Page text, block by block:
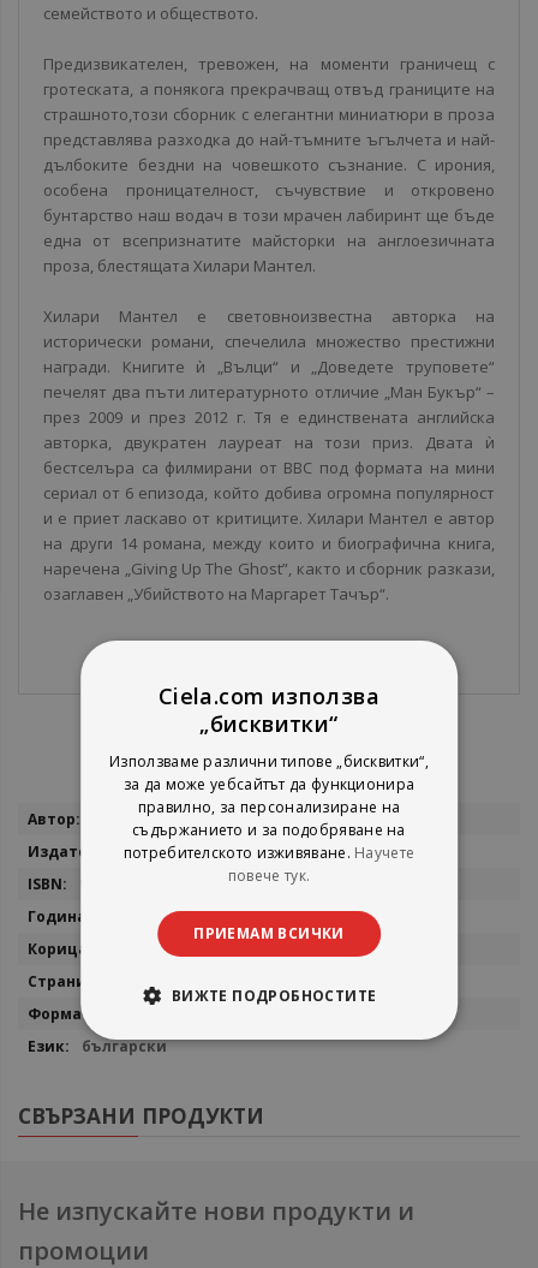
семейството и обществото.
Предизвикателен, тревожен, на моменти граничещ с
гротеската, а понякога прекрачващ отвъд границите на
страшното,този сборник с елегантни миниатюри в проза
представлява разходка до най-тъмните ъгълчета и най-
дълбоките бездни на човешкото съзнание. С ирония,
особена проницателност, съчувствие и откровено
бунтарство наш водач в този мрачен лабиринт ще бъде
една от всепризнатите майсторки на англоезичната
проза, блестящата Хилари Мантел.
Хилари Мантел е световноизвестна авторка на
исторически романи, спечелила множество престижни
награди. Книгите ѝ „Вълци“ и „Доведете труповете“
печелят два пъти литературното отличие „Ман Букър“ –
през 2009 и през 2012 г. Тя е единствената английска
авторка, двукратен лауреат на този приз. Двата ѝ
бестселъра са филмирани от BBC под формата на мини
сериал от 6 епизода, който добива огромна популярност
и е приет ласкаво от критиците. Хилари Мантел е автор
на други 14 романа, между които и биографична книга,
наречена „Giving Up The Ghost”, както и сборник разкази,
озаглавен „Убийството на Маргарет Тачър“.
Повече
Хилари Мантел
Еднорог
2017
български
СВЪРЗАНИ ПРОДУКТИ
Не изпускайте нови продукти и
промоции
Ciela.com използва
„бисквитки“
Използваме различни типове „бисквитки“,
за да може уебсайтът да функционира
правилно, за персонализиране на
съдържанието и за подобряване на
потребителското изживяване. Научете
повече тук.
ПРИЕМАМ ВСИЧКИ
ВИЖТЕ ПОДРОБНОСТИТЕ